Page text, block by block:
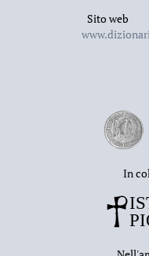
Sito web
In